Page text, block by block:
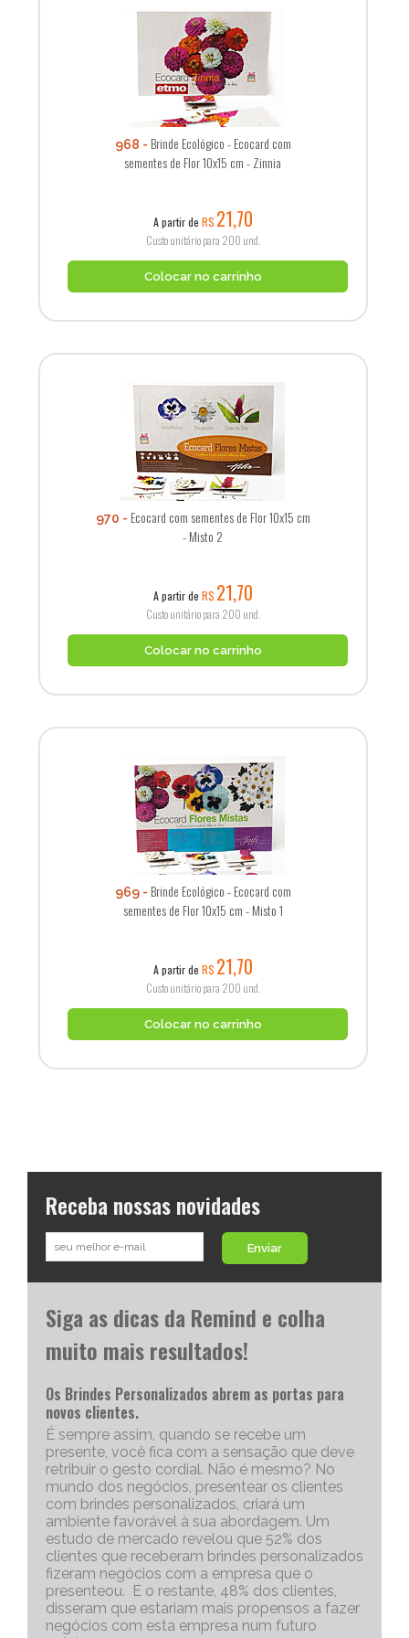
968
Brinde Ecológico - Ecocard com
sementes de Flor 10x15 cm - Zinnia
A partir de R$ 21,70
Custo unitário para 200 und.
Colocar no carrinho
970
Ecocard com sementes de Flor 10x15 cm
- Misto 2
A partir de R$ 21,70
Custo unitário para 200 und.
Colocar no carrinho
969
Brinde Ecológico - Ecocard com
sementes de Flor 10x15 cm - Misto 1
A partir de R$ 21,70
Custo unitário para 200 und.
Colocar no carrinho
Receba nossas novidades
Enviar
Siga as dicas da Remind e colha
muito mais resultados!
Os Brindes Personalizados abrem as portas para
novos clientes.
É sempre assim, quando se recebe um
presente, você fica com a sensação que deve
retribuir o gesto cordial. Não é mesmo? No
mundo dos negócios, presentear os clientes
com brindes personalizados, criará um
ambiente favorável à sua abordagem. Um
estudo de mercado revelou que 52% dos
clientes que receberam brindes personalizados
fizeram negócios com a empresa que o
presenteou. E o restante, 48% dos clientes,
disseram que estariam mais propensos a fazer
negócios com esta empresa num futuro